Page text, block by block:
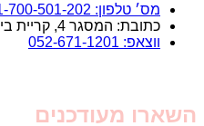
מס׳ טלפון: 1-700-501-202
כתובת: המסגר 4, קריית ביאליק
ווצאפ: 052-671-1201
השארו מעודכנים